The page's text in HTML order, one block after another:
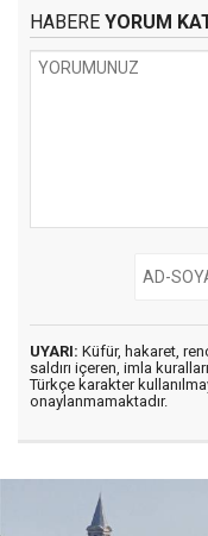
HABERE YORUM
UYARI: Küfür, hakaret,
saldırı içeren, imla
Türkçe karakter
onaylanmamaktadır.